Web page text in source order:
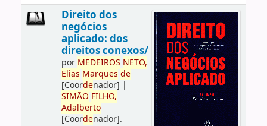
Direito dos
negócios
aplicado: dos
direitos conexos/
por MEDEIROS NETO,
Elias Marques de
[Coordenador] |
SIMÃO FILHO,
Adalberto
[Coordenador].